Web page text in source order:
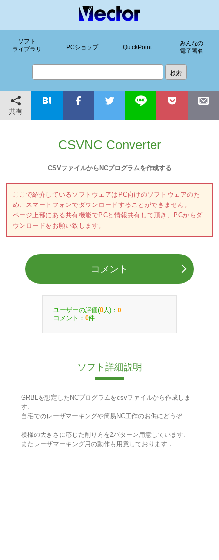
ソフト
ライブラリ
PCショップ QuickPoint
みんなの
電子署名
共有
CSVNC Converter
CSVファイルからNCプログラムを作成する
ここで紹介しているソフトウェアはPC向けのソフトウェアのた
め、スマートフォンでダウンロードすることができません。
ページ上部にある共有機能でPCと情報共有して頂き、PCからダ
ウンロードをお願い致します。
コメント
ユーザーの評価(0 人)： 0
コメント： 0件
ソフト詳細説明
GRBLを想定したNCプログラムをcsvファイルから作成しま
す.
自宅でのレーザマーキングや簡易NC工作のお供にどうぞ
模様の大きさに応じた削り方を2パターン用意しています.
またレーザマーキング用の動作も用意しております．